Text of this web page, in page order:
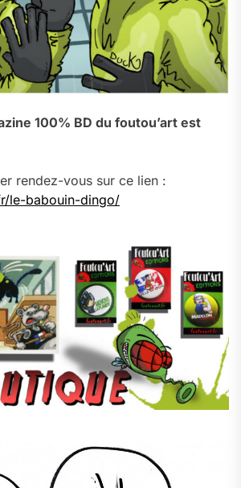
100% BD du foutou’art est
rendez-vous sur ce lien :
le-babouin-dingo/